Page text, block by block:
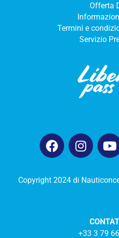
Offerta
Termini e
Servizio
Copyright 2024 di
+33 3 79